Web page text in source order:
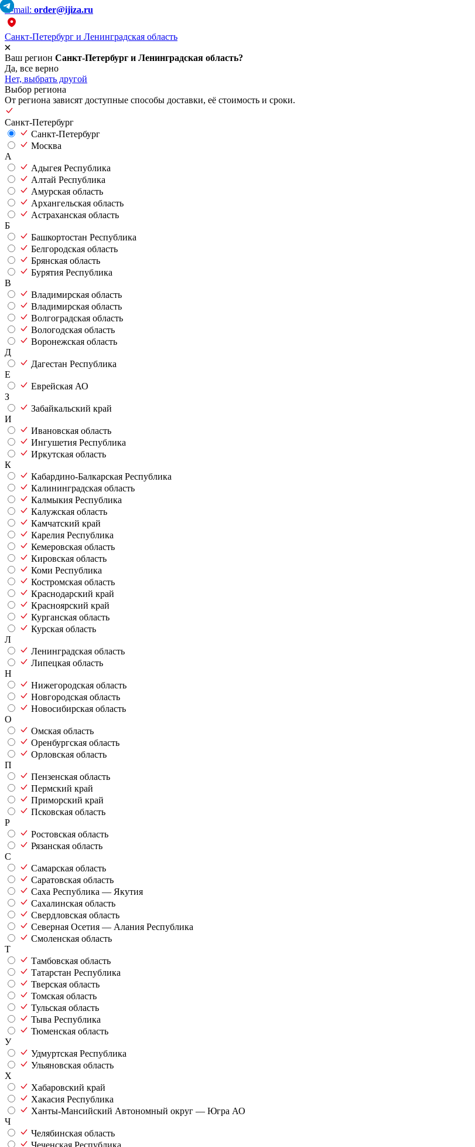
E-mail: order@ijiza.ru
Санкт-Петербург и Ленинградская область
Ваш регион Санкт-Петербург и Ленинградская область?
Да, все верно
Нет, выбрать другой
Выбор региона
От региона зависят доступные способы доставки, её стоимость и сроки.
Санкт-Петербург
Санкт-Петербург
Москва
А
Адыгея Республика
Алтай Республика
Амурская область
Архангельская область
Астраханская область
Б
Башкортостан Республика
Белгородская область
Брянская область
Бурятия Республика
В
Владимирская область
Владимирская область
Волгоградская область
Вологодская область
Воронежская область
Д
Дагестан Республика
Е
Еврейская АО
З
Забайкальский край
И
Ивановская область
Ингушетия Республика
Иркутская область
К
Кабардино-Балкарская Республика
Калининградская область
Калмыкия Республика
Калужская область
Камчатский край
Карелия Республика
Кемеровская область
Кировская область
Коми Республика
Костромская область
Краснодарский край
Красноярский край
Курганская область
Курская область
Л
Ленинградская область
Липецкая область
Н
Нижегородская область
Новгородская область
Новосибирская область
О
Омская область
Оренбургская область
Орловская область
П
Пензенская область
Пермский край
Приморский край
Псковская область
Р
Ростовская область
Рязанская область
С
Самарская область
Саратовская область
Саха Республика — Якутия
Сахалинская область
Свердловская область
Северная Осетия — Алания Республика
Смоленская область
Т
Тамбовская область
Татарстан Республика
Тверская область
Томская область
Тульская область
Тыва Республика
Тюменская область
У
Удмуртская Республика
Ульяновская область
Х
Хабаровский край
Хакасия Республика
Ханты-Мансийский Автономный округ — Югра АО
Ч
Челябинская область
Чеченская Республика